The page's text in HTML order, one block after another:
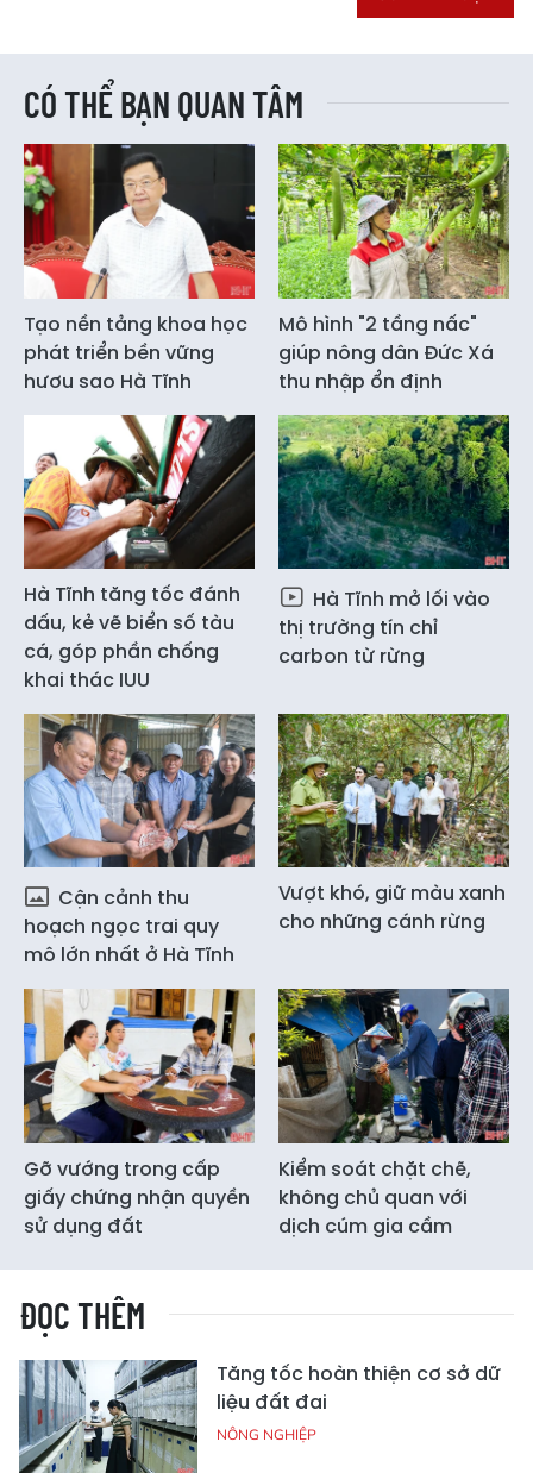
CÓ THỂ BẠN QUAN TÂM
Tạo nền tảng khoa học
phát triển bền vững
hươu sao Hà Tĩnh
Mô hình "2 tầng nấc"
giúp nông dân Đức Xá
thu nhập ổn định
Hà Tĩnh tăng tốc đánh
dấu, kẻ vẽ biển số tàu
cá, góp phần chống
khai thác IUU
Hà Tĩnh mở lối vào
thị trường tín chỉ
carbon từ rừng
Cận cảnh thu
hoạch ngọc trai quy
mô lớn nhất ở Hà Tĩnh
Vượt khó, giữ màu xanh
cho những cánh rừng
Gỡ vướng trong cấp
giấy chứng nhận quyền
sử dụng đất
Kiểm soát chặt chẽ,
không chủ quan với
dịch cúm gia cầm
ĐỌC THÊM
Tăng tốc hoàn thiện cơ sở dữ
liệu đất đai
NÔNG NGHIỆP